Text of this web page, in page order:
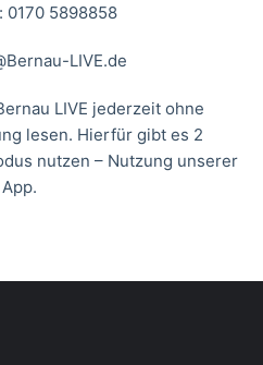
0170 5898858
LIVE.de
LIVE jederzeit ohne
lesen. Hierfür gibt es 2
nutzen – Nutzung unserer
App.